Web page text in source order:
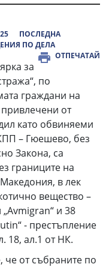
ПОСЛЕДНА
ПО ДЕЛА
ОТПЕЧАТАЙ
за
по
граждани на
от
като обвиняеми
– Гюешево, без
Закона, са
границите на
в лек
вещество –
и 38
- престъпление
18, ал.1 от НК.
че от събраните по